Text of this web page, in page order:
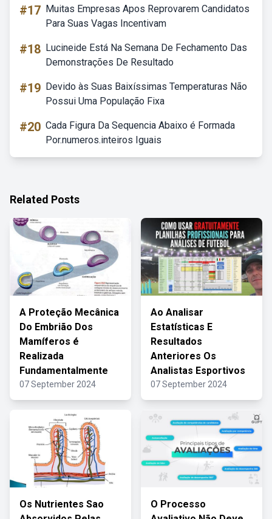
#17 Muitas Empresas Apos Reprovarem Candidatos
Para Suas Vagas Incentivam
#18 Lucineide Está Na Semana De Fechamento Das
Demonstrações De Resultado
#19 Devido às Suas Baixíssimas Temperaturas Não
Possui Uma População Fixa
#20 Cada Figura Da Sequencia Abaixo é Formada
Por.numeros.inteiros Iguais
Related Posts
A Proteção Mecânica
Do Embrião Dos
Mamíferos é
Realizada
Fundamentalmente
07 September 2024
Ao Analisar
Estatísticas E
Resultados
Anteriores Os
Analistas Esportivos
07 September 2024
Os Nutrientes Sao
O Processo